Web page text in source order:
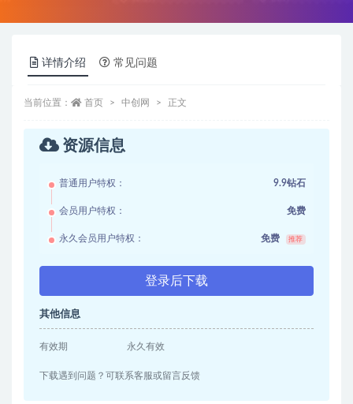
详情介绍 常见问题
当前位置： 首页 中创网 正文
资源信息
普通用户特权： 9.9钻石
会员用户特权： 免费
永久会员用户特权： 免费 推荐
登录后下载
其他信息
有效期 永久有效
下载遇到问题？可联系客服或留言反馈